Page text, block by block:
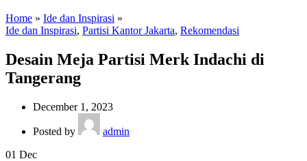
Home » Ide dan Inspirasi »
Ide dan Inspirasi, Partisi Kantor Jakarta, Rekomendasi
Desain Meja Partisi Merk Indachi di
Tangerang
December 1, 2023
Posted by
admin
01 Dec